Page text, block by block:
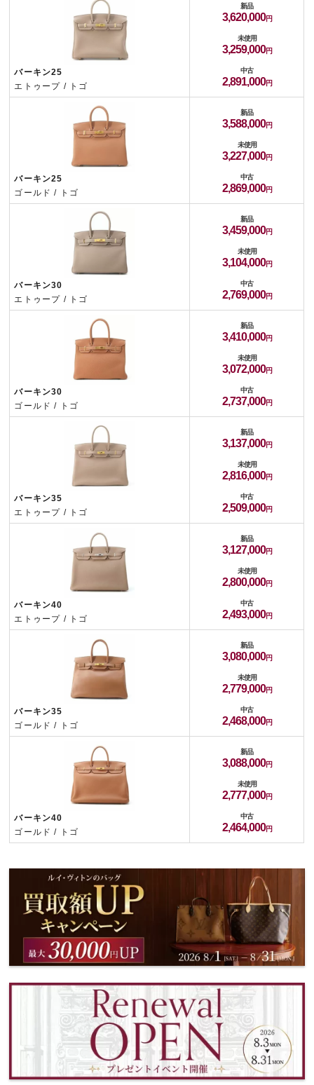
バーキン25
エトゥープ / トゴ
新品
3,620,000
未使用
3,259,000
中古
2,891,000
バーキン25
ゴールド / トゴ
新品
3,588,000
未使用
3,227,000
中古
2,869,000
バーキン30
エトゥープ / トゴ
新品
3,459,000
未使用
3,104,000
中古
2,769,000
バーキン30
ゴールド / トゴ
新品
3,410,000
未使用
3,072,000
中古
2,737,000
バーキン35
エトゥープ / トゴ
新品
3,137,000
未使用
2,816,000
中古
2,509,000
バーキン40
エトゥープ / トゴ
新品
3,127,000
未使用
2,800,000
中古
2,493,000
バーキン35
ゴールド / トゴ
新品
3,080,000
未使用
2,779,000
中古
2,468,000
バーキン40
ゴールド / トゴ
新品
3,088,000
未使用
2,777,000
中古
2,464,000